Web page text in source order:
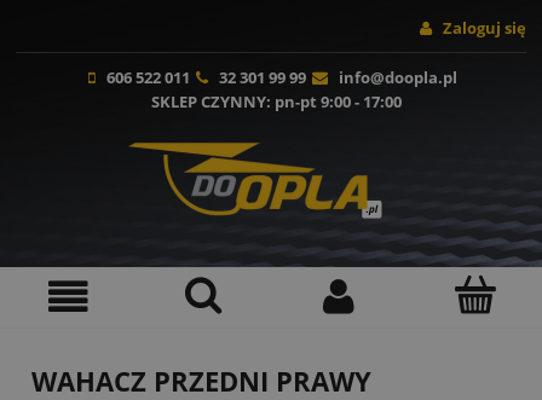
Zaloguj się
606 522 011 32 301 99 99
info@doopla.pl
SKLEP CZYNNY: pn-pt 9:00 - 17:00
WAHACZ PRZEDNI PRAWY